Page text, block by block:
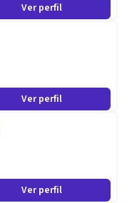
Ver perfil
Ver perfil
Ver perfil